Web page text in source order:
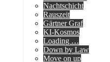
Nachtschicht
Rauszeit
Gärtner Graf
KI-Kosmos
Loading …
Down by Law
Move on up